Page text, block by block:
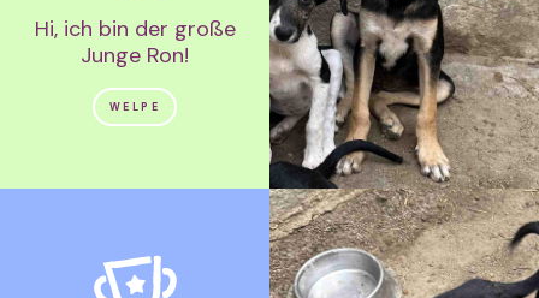
Hi, ich bin der große
Junge Ron!
WELPE